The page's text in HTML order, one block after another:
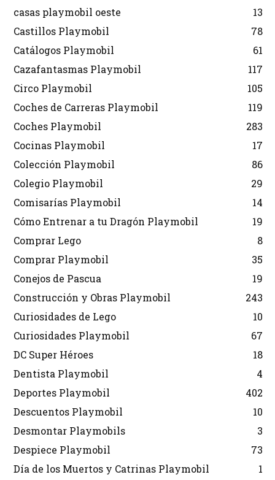
casas playmobil oeste
13
Castillos Playmobil
78
Catálogos Playmobil
61
Cazafantasmas Playmobil
117
Circo Playmobil
105
Coches de Carreras Playmobil
119
Coches Playmobil
283
Cocinas Playmobil
17
Colección Playmobil
86
Colegio Playmobil
29
Comisarías Playmobil
14
Cómo Entrenar a tu Dragón Playmobil
19
Comprar Lego
8
Comprar Playmobil
35
Conejos de Pascua
19
Construcción y Obras Playmobil
243
Curiosidades de Lego
10
Curiosidades Playmobil
67
DC Super Héroes
18
Dentista Playmobil
4
Deportes Playmobil
402
Descuentos Playmobil
10
Desmontar Playmobils
3
Despiece Playmobil
73
Día de los Muertos y Catrinas Playmobil
1